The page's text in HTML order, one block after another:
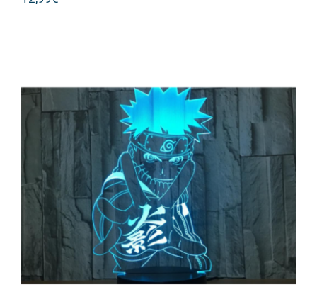
Naruto Uzumaki Διακοσμητικό
Φωτιστικό με RGB Φωτισμό-3D
Illusion Creative Visualization Lamp
LED USB/2AA